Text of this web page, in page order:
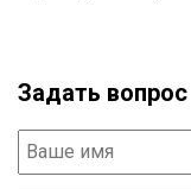
Задать вопрос